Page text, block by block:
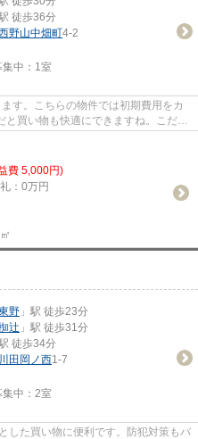
徒歩36分
野山中畑町4-2
中： 1室
す。こちらの物件では初期費用をカ
と買い物も快適にできますね。こだわ
費 5,000円)
：0万円
野 」駅 徒歩23分
辻 」駅 徒歩31分
徒歩34分
川田岡ノ西1-7
中： 2室
した買い物に便利です。防犯対策もバ